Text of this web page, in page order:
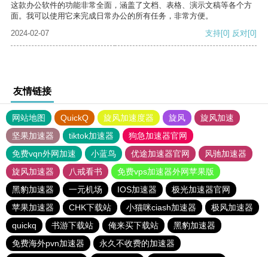
这款办公软件的功能非常全面，涵盖了文档、表格、演示文稿等各个方
面。我可以使用它来完成日常办公的所有任务，非常方便。
2024-02-07
支持[0] 反对[0]
友情链接
网站地图 QuickQ 旋风加速度器 旋风
旋风加速
坚果加速器
tiktok加速器
狗急加速器官网
免费vqn外网加速
小蓝鸟 优途加速器官网
风驰加速器
旋风加速器
八戒看书
免费vps加速器外网苹果版
黑豹加速器
一元机场 IOS加速器
极光加速器官网
苹果加速器
CHK下载站 小猫咪ciash加速器
极风加速器
quickq
书游下载站 俺来买下载站
黑豹加速器
免费海外pvn加速器
永久不收费的加速器